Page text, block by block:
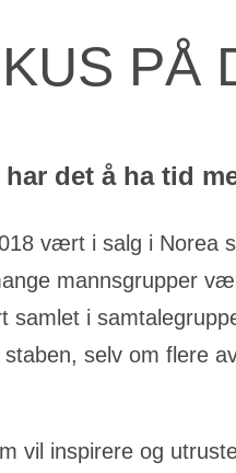
PÅ
det å ha tid
vært i salg i Norea
mannsgrupper
i
selv om flere
vil inspirere og